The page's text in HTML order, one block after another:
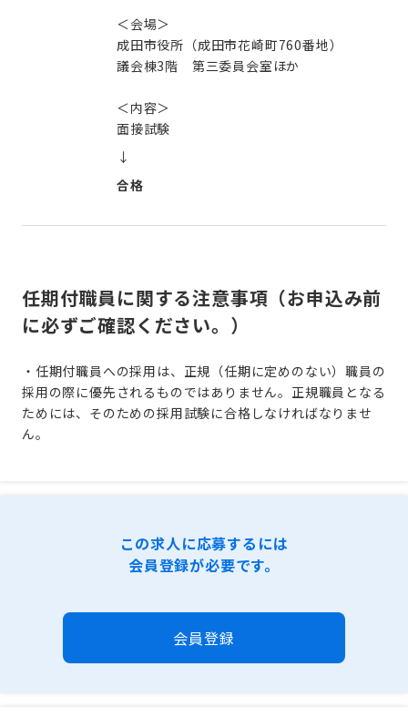
＜会場＞
成田市役所（成田市花崎町760番地）
議会棟3階 第三委員会室ほか
＜内容＞
面接試験
↓
合格
任期付職員に関する注意事項（お申込み前
に必ずご確認ください。）
・任期付職員への採用は、正規（任期に定めのない）職員の
採用の際に優先されるものではありません。正規職員となる
ためには、そのための採用試験に合格しなければなりませ
ん。
この求人に応募するには
会員登録が必要です。
会員登録